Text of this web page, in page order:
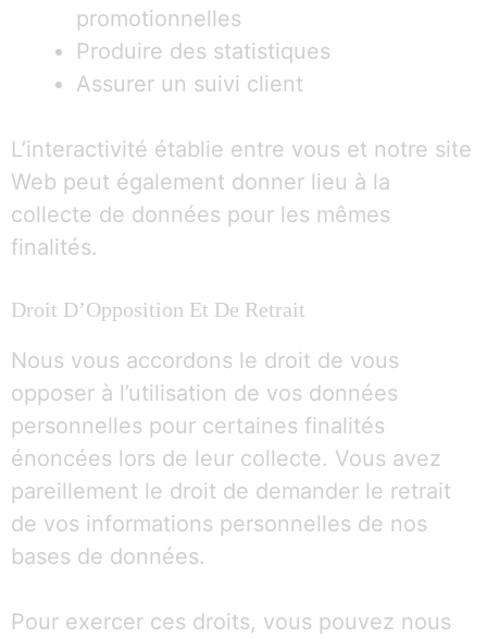
promotionnelles
Produire des statistiques
Assurer un suivi client
L’interactivité établie entre vous et notre site
Web peut également donner lieu à la
collecte de données pour les mêmes
finalités.
Droit D’Opposition Et De Retrait
Nous vous accordons le droit de vous
opposer à l’utilisation de vos données
personnelles pour certaines finalités
énoncées lors de leur collecte. Vous avez
pareillement le droit de demander le retrait
de vos informations personnelles de nos
bases de données.
Pour exercer ces droits, vous pouvez nous